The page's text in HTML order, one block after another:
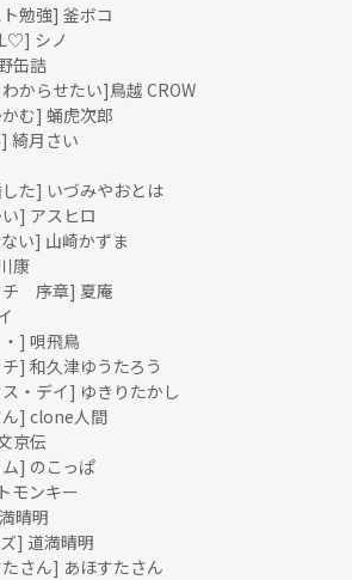
勉強] 釜ボコ
シノ
缶詰
からせたい]鳥越 CROW
む] 蛹虎次郎
綺月さい
た] いづみやおとは
] アスヒロ
い] 山崎かずま
康
チ 序章] 夏庵
] 唄飛鳥
] 和久津ゆうたろう
・デイ] ゆきりたかし
] clone人間
京伝
] のこっぱ
モンキー
晴明
] 道満晴明
さん] あほすたさん